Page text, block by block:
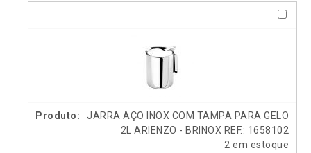
JARRA AÇO INOX COM TAMPA PARA GELO
2L ARIENZO - BRINOX REF.: 1658102
2 em estoque